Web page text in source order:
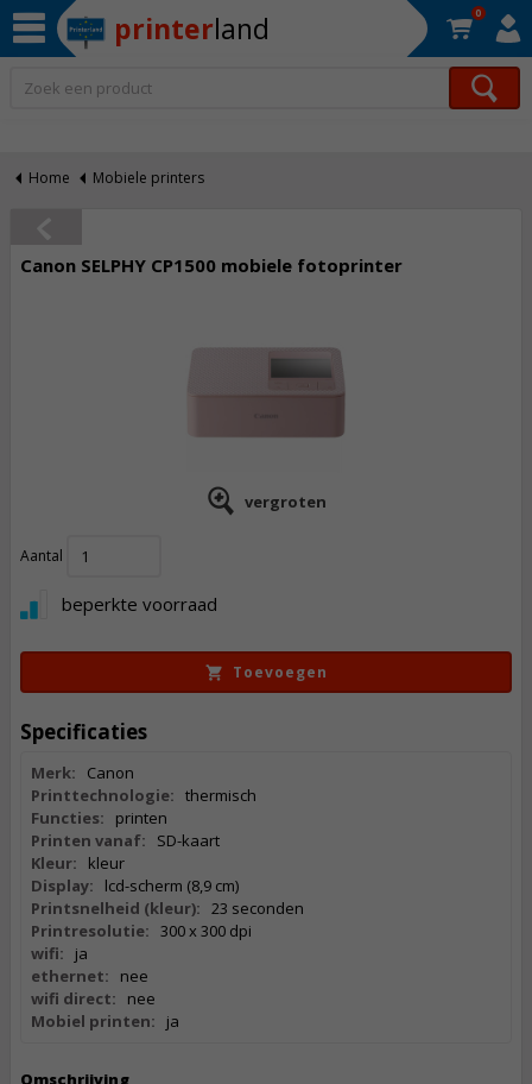
printerland 0
Home Mobiele printers
Canon SELPHY CP1500 mobiele fotoprinter
vergroten
Aantal
beperkte voorraad
Toevoegen
Specificaties
Merk:
Canon
Printtechnologie: thermisch
Functies:
printen
Printen vanaf:
SD-kaart
Kleur:
kleur
Display:
lcd-scherm (8,9 cm)
Printsnelheid (kleur): 23 seconden
Printresolutie: 300 x 300 dpi
wifi:
ja
ethernet:
nee
wifi direct:
nee
Mobiel printen:
ja
Omschrijving